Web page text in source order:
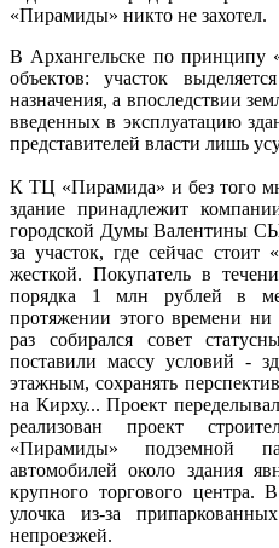
«Пирамиды» никто не захотел.
В Архангельске по принципу
объектов: участок
назначения, а впоследствии
введенных в эксплуатацию
представителей власти лишь
К ТЦ «Пирамида» и без того
здание принадлежит
городской Думы Валентины
за участок, где сейчас стоит
жесткой. Покупатель в
порядка 1 млн рублей в
протяжении этого времени
раз собирался совет
поставили массу условий -
этажным, сохранять
на Кирху... Проект
реализован проект
«Пирамиды» подземной
автомобилей около здания
крупного торгового центра.
улочка из-за
непроезжей.